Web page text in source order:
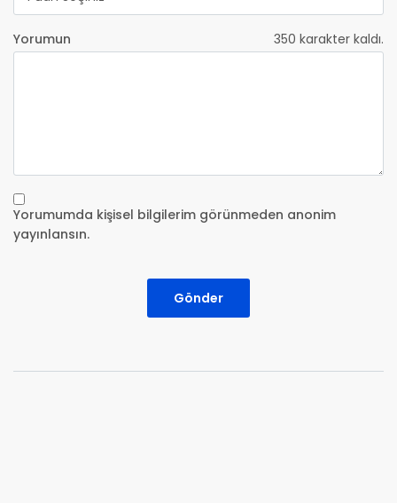
Yorumun 350 karakter kaldı.
Yorumumda kişisel bilgilerim görünmeden anonim
yayınlansın.
Gönder